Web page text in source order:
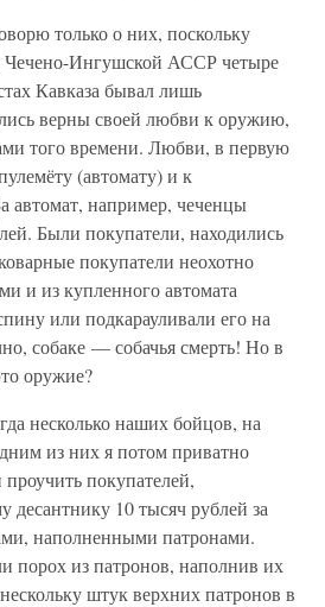
только о них, поскольку
Чечено-Ингушской АССР четыре
Кавказа бывал лишь
верны своей любви к оружию,
того времени. Любви, в первую
(автомату) и к
автомат, например, чеченцы
Были покупатели, находились
покупатели неохотно
и из купленного автомата
или подкарауливали его на
собаке — собачья смерть! Но в
оружие?
несколько наших бойцов, на
из них я потом приватно
покупателей,
10 тысяч рублей за
наполненными патронами.
порох из патронов, наполнив их
штук верхних патронов в